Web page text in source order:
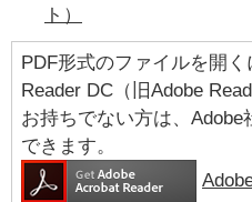
ト）
PDF形式のファイルを開
Reader DC（旧Adobe
お持ちでない方は、
できます。